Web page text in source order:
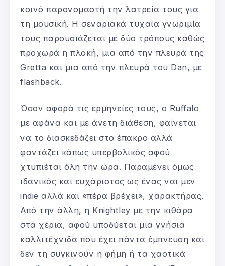
κοινό παρονομαστή την λατρεία τους για
τη μουσική. Η σεναριακά τυχαία γνωριμία
τους παρουσιάζεται με δύο τρόπους καθώς
προχωρά η πλοκή, μια από την πλευρά της
Gretta και μια από την πλευρά του Dan, με
flashback.
Όσον αφορά τις ερμηνείες τους, ο Ruffalo
με αφάνα και με άνετη διάθεση, φαίνεται
να το διασκεδάζει στο έπακρο αλλά
φαντάζει κάπως υπερβολικός αφού
χτυπιέται όλη την ώρα. Παραμένει όμως
ιδανικός και ευχάριστος ως ένας ναι μεν
indie αλλά και «πέρα βρέχει», χαρακτήρας.
Από την άλλη, η Knightley με την κιθάρα
στα χέρια, αφού υποδύεται μια γνήσια
καλλιτέχνιδα που έχει πάντα έμπνευση και
δεν τη συγκινούν η φήμη ή τα χαοτικά